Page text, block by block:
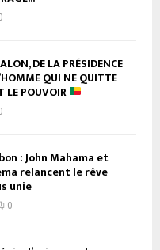
DE LA PRÉSIDENCE
QUI NE QUITTE
LE POUVOIR
: John Mahama et
relancent le rêve
unie
0